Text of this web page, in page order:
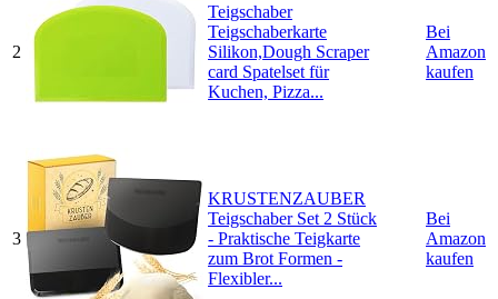
2
Teigschaber
Teigschaberkarte
Silikon,Dough Scraper
card Spatelset für
Kuchen, Pizza...
Bei
Amazon
kaufen
3
KRUSTENZAUBER
Teigschaber Set 2 Stück
- Praktische Teigkarte
zum Brot Formen -
Flexibler...
Bei
Amazon
kaufen